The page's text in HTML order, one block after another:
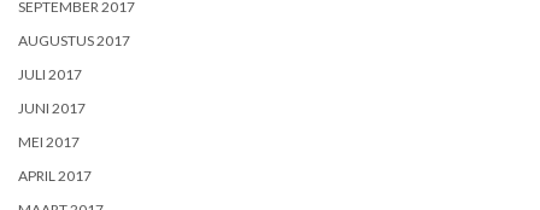
SEPTEMBER 2017
AUGUSTUS 2017
JULI 2017
JUNI 2017
MEI 2017
APRIL 2017